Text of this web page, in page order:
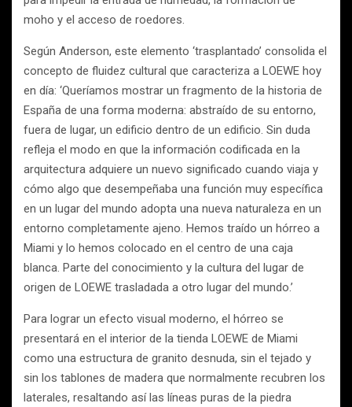
moho y el acceso de roedores.
Según Anderson, este elemento ‘trasplantado’ consolida el
concepto de fluidez cultural que caracteriza a LOEWE hoy
en día: ‘Queríamos mostrar un fragmento de la historia de
España de una forma moderna: abstraído de su entorno,
fuera de lugar, un edificio dentro de un edificio. Sin duda
refleja el modo en que la información codificada en la
arquitectura adquiere un nuevo significado cuando viaja y
cómo algo que desempeñaba una función muy específica
en un lugar del mundo adopta una nueva naturaleza en un
entorno completamente ajeno. Hemos traído un hórreo a
Miami y lo hemos colocado en el centro de una caja
blanca. Parte del conocimiento y la cultura del lugar de
origen de LOEWE trasladada a otro lugar del mundo.’
Para lograr un efecto visual moderno, el hórreo se
presentará en el interior de la tienda LOEWE de Miami
como una estructura de granito desnuda, sin el tejado y
sin los tablones de madera que normalmente recubren los
laterales, resaltando así las líneas puras de la piedra